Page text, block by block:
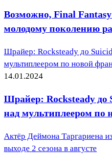
Возможно, Final
молодому поколению
Шрайер: Rocksteady до
мультиплеером по новой
14.01.2024
Шрайер: Rocksteady до
над мультиплеером по
Актёр Деймона Таргариена
выходе 2 сезона в августе